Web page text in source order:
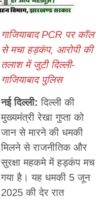
गाजियाबाद PCR पर कॉल
से मचा हड़कंप, आरोपी की
तलाश में जुटी दिल्ली-
गाजियाबाद पुलिस
नई दिल्ली: दिल्ली की
मुख्यमंत्री रेखा गुप्ता को
जान से मारने की धमकी
मिलने से राजनीतिक और
सुरक्षा महकमे में हड़कंप मच
गया है। यह धमकी 5 जून
2025 की देर रात